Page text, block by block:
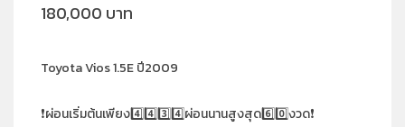
180,000 บาท
Toyota Vios 1.5E ปี2009
❗️ผ่อนเริ่มต้นเพียง4️⃣4️⃣3️⃣4️⃣ผ่อนนานสูงสุด6️⃣0️⃣งวด❗️